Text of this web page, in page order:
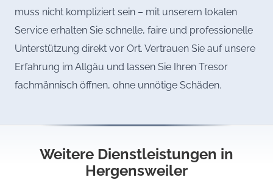
muss nicht kompliziert sein – mit unserem lokalen
Service erhalten Sie schnelle, faire und professionelle
Unterstützung direkt vor Ort. Vertrauen Sie auf unsere
Erfahrung im Allgäu und lassen Sie Ihren Tresor
fachmännisch öffnen, ohne unnötige Schäden.
Weitere Dienstleistungen in
Hergensweiler